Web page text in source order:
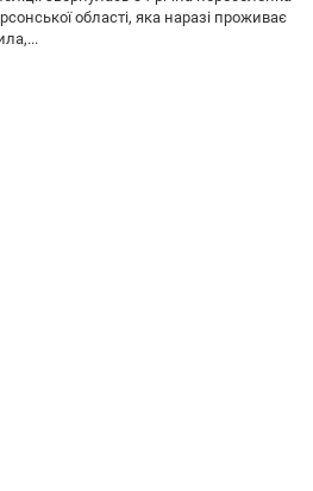
області, яка наразі проживає